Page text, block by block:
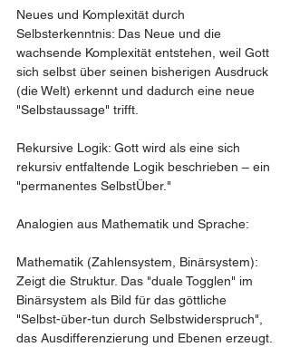
Neues und Komplexität durch
Selbsterkenntnis: Das Neue und die
wachsende Komplexität entstehen, weil Gott
sich selbst über seinen bisherigen Ausdruck
(die Welt) erkennt und dadurch eine neue
"Selbstaussage" trifft.
Rekursive Logik: Gott wird als eine sich
rekursiv entfaltende Logik beschrieben – ein
"permanentes SelbstÜber."
Analogien aus Mathematik und Sprache:
Mathematik (Zahlensystem, Binärsystem):
Zeigt die Struktur. Das "duale Togglen" im
Binärsystem als Bild für das göttliche
"Selbst-über-tun durch Selbstwiderspruch",
das Ausdifferenzierung und Ebenen erzeugt.